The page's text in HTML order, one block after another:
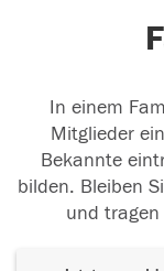
In einem
Mitglieder
Bekannte
bilden. Bleiben
und tragen